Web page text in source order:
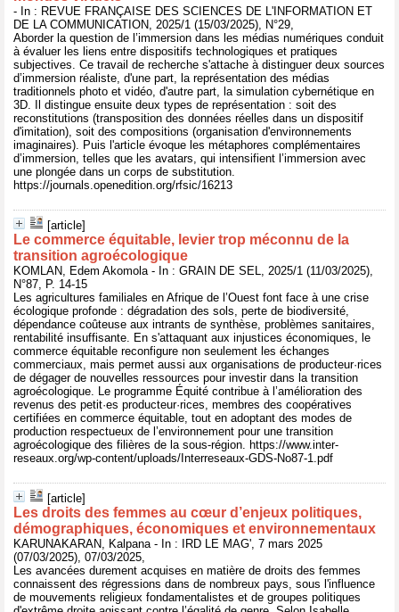
- In : REVUE FRANÇAISE DES SCIENCES DE L'INFORMATION ET
DE LA COMMUNICATION, 2025/1 (15/03/2025), N°29,
Aborder la question de l’immersion dans les médias numériques conduit
à évaluer les liens entre dispositifs technologiques et pratiques
subjectives. Ce travail de recherche s'attache à distinguer deux sources
d’immersion réaliste, d'une part, la représentation des médias
traditionnels photo et vidéo, d'autre part, la simulation cybernétique en
3D. Il distingue ensuite deux types de représentation : soit des
reconstitutions (transposition des données réelles dans un dispositif
d'imitation), soit des compositions (organisation d'environnements
imaginaires). Puis l'article évoque les métaphores complémentaires
d’immersion, telles que les avatars, qui intensifient l’immersion avec
une plongée dans un corps de substitution.
https://journals.openedition.org/rfsic/16213
[article]
Le commerce équitable, levier trop méconnu de la
transition agroécologique
KOMLAN, Edem Akomola - In : GRAIN DE SEL, 2025/1 (11/03/2025),
N°87, P. 14-15
Les agricultures familiales en Afrique de l’Ouest font face à une crise
écologique profonde : dégradation des sols, perte de biodiversité,
dépendance coûteuse aux intrants de synthèse, problèmes sanitaires,
rentabilité insuffisante. En s'attaquant aux injustices économiques, le
commerce équitable reconfigure non seulement les échanges
commerciaux, mais permet aussi aux organisations de producteur·rices
de dégager de nouvelles ressources pour investir dans la transition
agroécologique. Le programme Équité contribue à l’amélioration des
revenus des petit·es producteur·rices, membres des coopératives
certifiées en commerce équitable, tout en adoptant des modes de
production respectueux de l’environnement pour une transition
agroécologique des filières de la sous-région. https://www.inter-
reseaux.org/wp-content/uploads/Interreseaux-GDS-No87-1.pdf
[article]
Les droits des femmes au cœur d’enjeux politiques,
démographiques, économiques et environnementaux
KARUNAKARAN, Kalpana - In : IRD LE MAG', 7 mars 2025
(07/03/2025), 07/03/2025,
Les avancées durement acquises en matière de droits des femmes
connaissent des régressions dans de nombreux pays, sous l'influence
de mouvements religieux fondamentalistes et de groupes politiques